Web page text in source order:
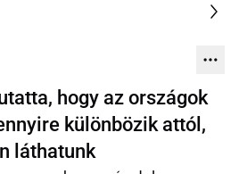
hogy az országok
különbözik attól,
láthatunk